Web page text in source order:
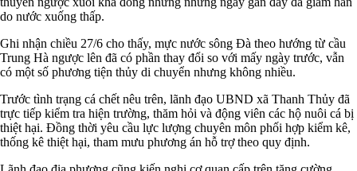
do nước xuống thấp.
Ghi nhận chiều 27/6 cho thấy, mực nước sông Đà theo hướng từ cầu
Trung Hà ngược lên đã có phần thay đổi so với mấy ngày trước, vẫn
có một số phương tiện thủy di chuyển nhưng không nhiều.
Trước tình trạng cá chết nêu trên, lãnh đạo UBND xã Thanh Thủy đã
trực tiếp kiểm tra hiện trường, thăm hỏi và động viên các hộ nuôi cá bị
thiệt hại. Đồng thời yêu cầu lực lượng chuyên môn phối hợp kiểm kê,
thống kê thiệt hại, tham mưu phương án hỗ trợ theo quy định.